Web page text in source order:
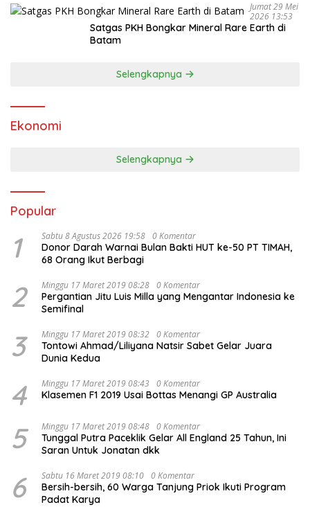
Jumat 29 Mei
2026 13:53
Satgas PKH Bongkar Mineral Rare Earth di
Selengkapnya
Ekonomi
Selengkapnya
Popular
1 Sabtu 8 Agustus 2026 19:58 0 Komentar
Donor Darah Warnai Bulan Bakti HUT ke-50 PT TIMAH,
68 Orang Ikut Berbagi
2 Minggu 17 Maret 2019 08:28 0 Komentar
Pergantian Jitu Luis Milla yang Mengantar Indonesia ke
Semifinal
3 Minggu 17 Maret 2019 08:32 0 Komentar
Tontowi Ahmad/Liliyana Natsir Sabet Gelar Juara
Dunia Kedua
4 Minggu 17 Maret 2019 08:43 0 Komentar
Klasemen F1 2019 Usai Bottas Menangi GP Australia
5 Minggu 17 Maret 2019 08:48 0 Komentar
Tunggal Putra Paceklik Gelar All England 25 Tahun, Ini
Saran Untuk Jonatan dkk
6 Sabtu 16 Maret 2019 08:10 0 Komentar
Bersih-bersih, 60 Warga Tanjung Priok Ikuti Program
Padat Karya